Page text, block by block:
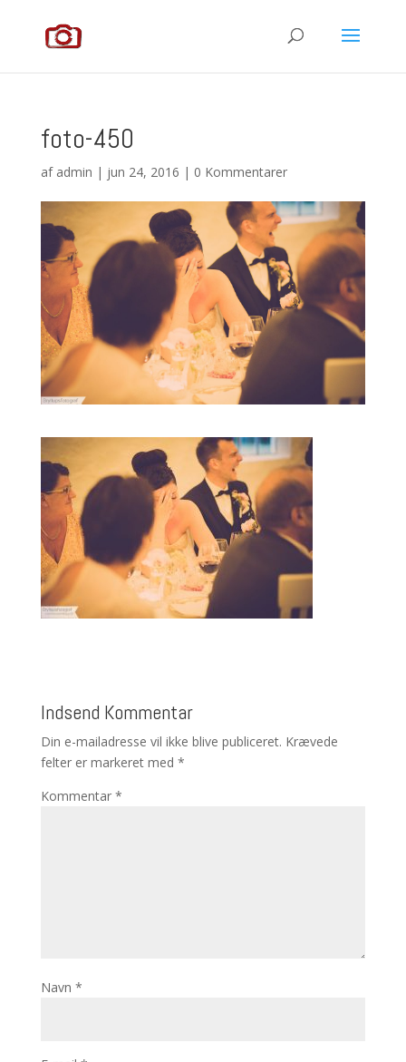
foto-450
af admin | jun 24, 2016 | 0 Kommentarer
Indsend Kommentar
Din e-mailadresse vil ikke blive publiceret. Krævede
felter er markeret med *
Kommentar *
Navn *